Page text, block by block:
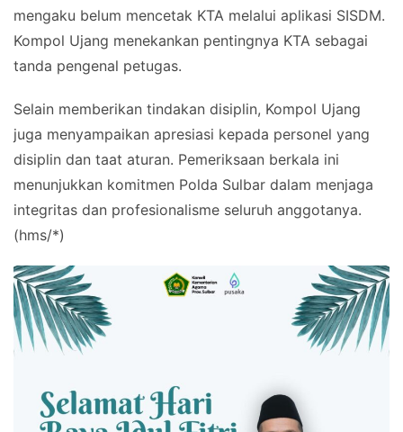
mengaku belum mencetak KTA melalui aplikasi SISDM.
Kompol Ujang menekankan pentingnya KTA sebagai
tanda pengenal petugas.
Selain memberikan tindakan disiplin, Kompol Ujang
juga menyampaikan apresiasi kepada personel yang
disiplin dan taat aturan. Pemeriksaan berkala ini
menunjukkan komitmen Polda Sulbar dalam menjaga
integritas dan profesionalisme seluruh anggotanya.
(hms/*)